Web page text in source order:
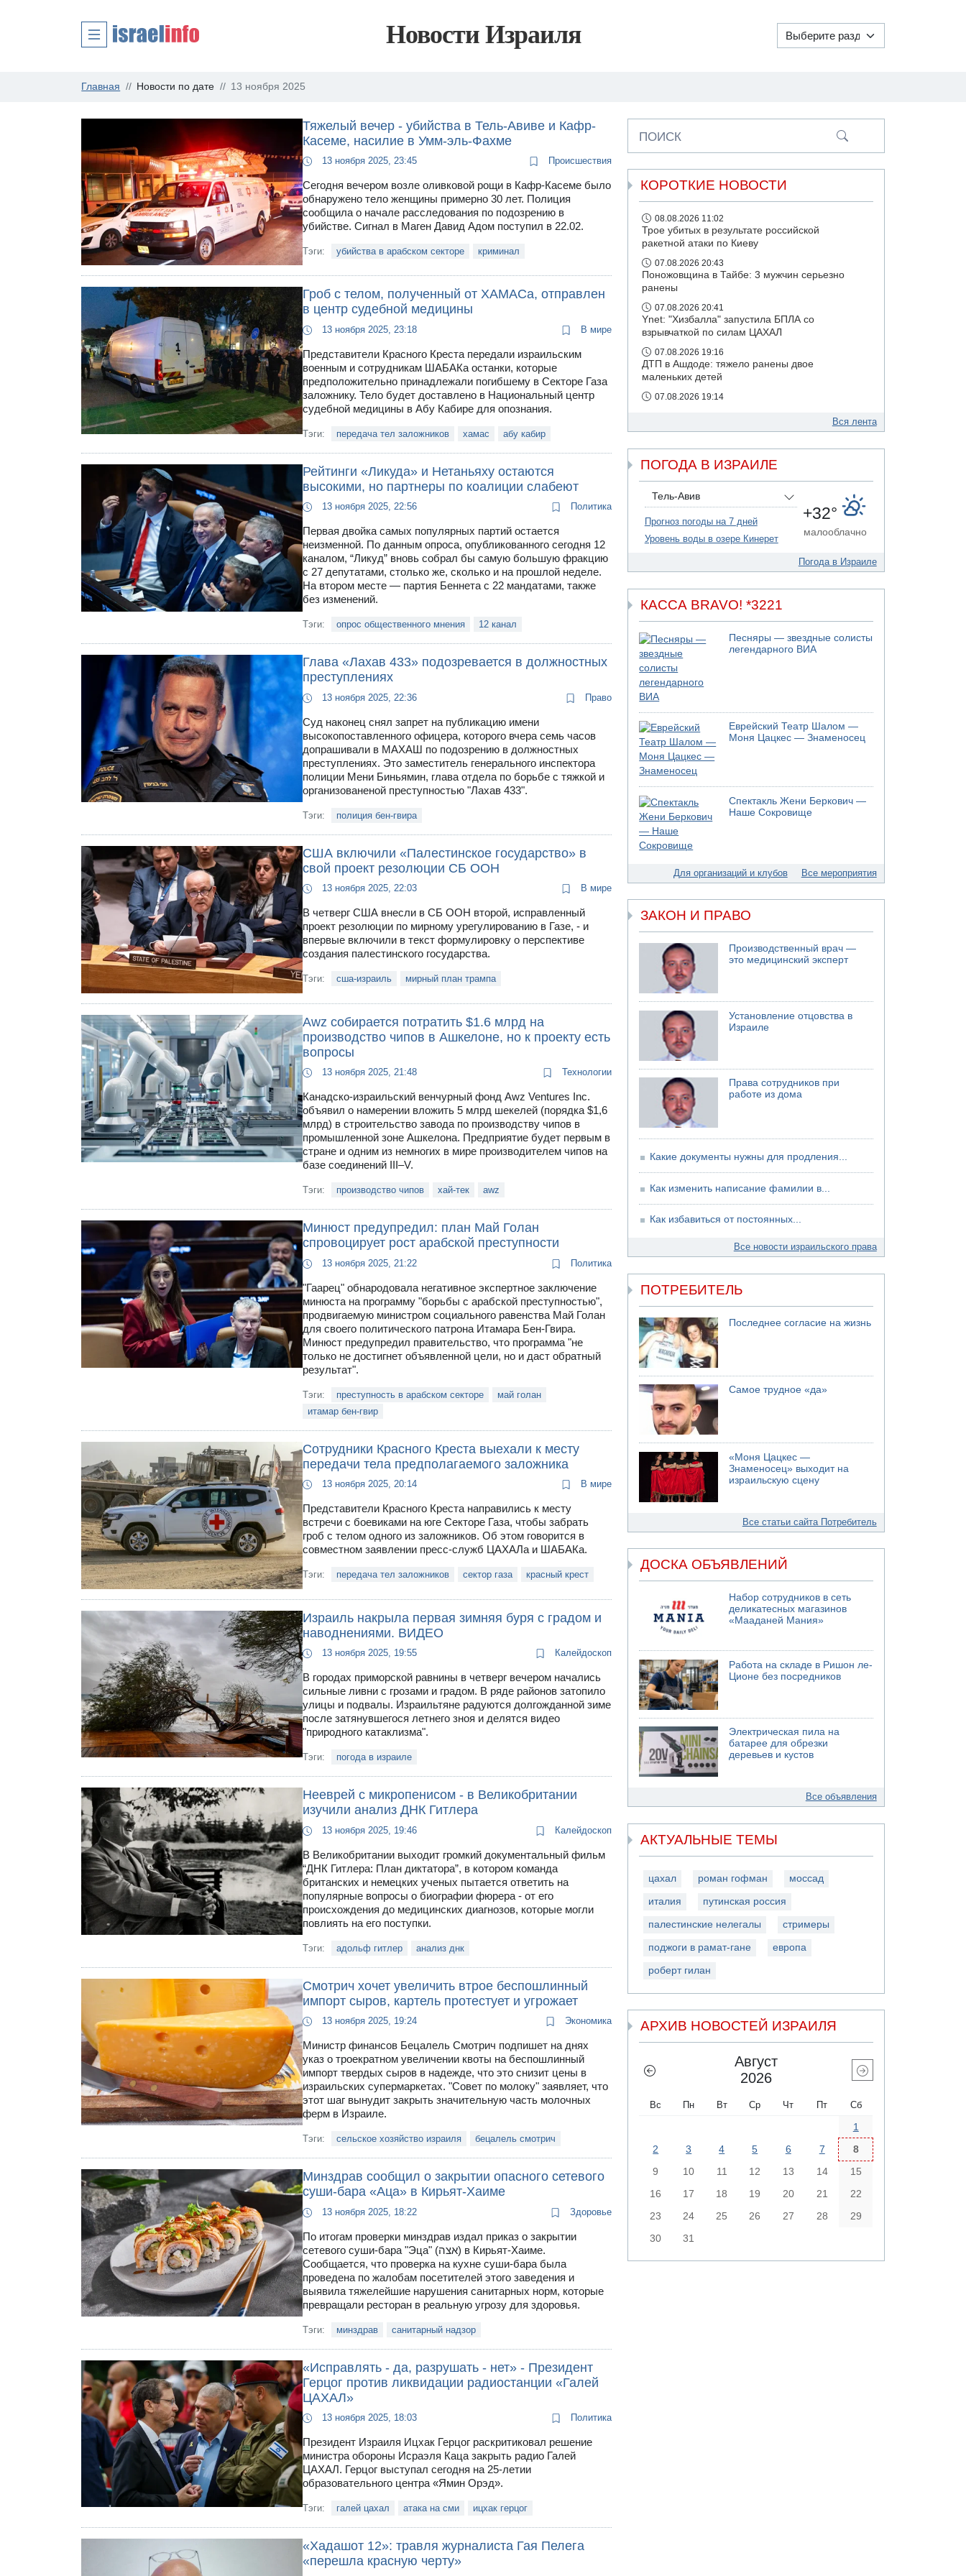
Новости Израиля
Главная Новости по дате 13 ноября 2025
Тяжелый вечер - убийства в Тель-Авиве и Кафр-
Касеме, насилие в Умм-эль-Фахме
13 ноября 2025, 23:45 Происшествия
Сегодня вечером возле оливковой рощи в Кафр-Касеме было
обнаружено тело женщины примерно 30 лет. Полиция
сообщила о начале расследования по подозрению в
убийстве. Сигнал в Маген Давид Адом поступил в 22.02.
Тэги: убийства в арабском секторе криминал
Гроб с телом, полученный от ХАМАСа, отправлен
в центр судебной медицины
13 ноября 2025, 23:18 В мире
Представители Красного Креста передали израильским
военным и сотрудникам ШАБАКа останки, которые
предположительно принадлежали погибшему в Секторе Газа
заложнику. Тело будет доставлено в Национальный центр
судебной медицины в Абу Кабире для опознания.
Тэги: передача тел заложников хамас абу кабир
Рейтинги «Ликуда» и Нетаньяху остаются
высокими, но партнеры по коалиции слабеют
13 ноября 2025, 22:56 Политика
Первая двойка самых популярных партий остается
неизменной. По данным опроса, опубликованного сегодня 12
каналом, “Ликуд” вновь собрал бы самую большую фракцию
с 27 депутатами, столько же, сколько и на прошлой неделе.
На втором месте — партия Беннета с 22 мандатами, также
без изменений.
Тэги: опрос общественного мнения 12 канал
Глава «Лахав 433» подозревается в должностных
преступлениях
13 ноября 2025, 22:36 Право
Суд наконец снял запрет на публикацию имени
высокопоставленного офицера, которого вчера семь часов
допрашивали в МАХАШ по подозрению в должностных
преступлениях. Это заместитель генерального инспектора
полиции Мени Биньямин, глава отдела по борьбе с тяжкой и
организованеной преступностью "Лахав 433".
Тэги: полиция бен-гвира
США включили «Палестинское государство» в
cвой проект резолюции СБ ООН
13 ноября 2025, 22:03 В мире
В четверг США внесли в СБ ООН второй, исправленный
проект резолюции по мирному урегулированию в Газе, - и
впервые включили в текст формулировку о перспективе
создания палестинского государства.
Тэги: сша-израиль мирный план трампа
Awz собирается потратить $1.6 млрд на
производство чипов в Ашкелоне, но к проекту есть
вопросы
13 ноября 2025, 21:48 Технологии
Канадско-израильский венчурный фонд Awz Ventures Inc.
объявил о намерении вложить 5 млрд шекелей (порядка $1,6
млрд) в строительство завода по производству чипов в
промышленной зоне Ашкелона. Предприятие будет первым в
стране и одним из немногих в мире производителем чипов на
базе соединений III–V.
Тэги: производство чипов хай-тек awz
Минюст предупредил: план Май Голан
спровоцирует рост арабской преступности
13 ноября 2025, 21:22 Политика
"Гаарец" обнародовала негативное экспертное заключение
минюста на программу "борьбы с арабской преступностью",
продвигаемую министром социального равенства Май Голан
для своего политического патрона Итамара Бен-Гвира.
Минюст предупредил правительство, что программа "не
только не достигнет объявленной цели, но и даст обратный
результат".
Тэги: преступность в арабском секторе
май голан
итамар бен-гвир
Сотрудники Красного Креста выехали к месту
передачи тела предполагаемого заложника
13 ноября 2025, 20:14 В мире
Представители Красного Креста направились к месту
встречи с боевиками на юге Секторе Газа, чтобы забрать
гроб с телом одного из заложников. Об этом говорится в
совместном заявлении пресс-служб ЦАХАЛа и ШАБАКа.
Тэги: передача тел заложников сектор газа красный крест
Израиль накрыла первая зимняя буря с градом и
наводнениями. ВИДЕО
13 ноября 2025, 19:55 Калейдоскоп
В городах приморской равнины в четверг вечером начались
сильные ливни с грозами и градом. В ряде районов затопило
улицы и подвалы. Израильтяне радуются долгожданной зиме
после затянувшегося летнего зноя и делятся видео
"природного катаклизма".
Тэги: погода в израиле
Нееврей с микропенисом - в Великобритании
изучили анализ ДНК Гитлера
13 ноября 2025, 19:46 Калейдоскоп
В Великобритании выходит громкий документальный фильм
“ДНК Гитлера: План диктатора”, в котором команда
британских и немецких ученых пытается ответить на
популярные вопросы о биографии фюрера - от его
происхождения до медицинских диагнозов, которые могли
повлиять на его поступки.
Тэги: адольф гитлер анализ днк
Смотрич хочет увеличить втрое беспошлинный
импорт сыров, картель протестует и угрожает
13 ноября 2025, 19:24 Экономика
Министр финансов Бецалель Смотрич подпишет на днях
указ о троекратном увеличении квоты на беспошлинный
импорт твердых сыров в надежде, что это снизит цены в
израильских супермаркетах. "Совет по молоку" заявляет, что
этот шаг вынудит закрыть значительную часть молочных
ферм в Израиле.
Тэги: сельское хозяйство израиля бецалель смотрич
Минздрав сообщил о закрытии опасного сетевого
суши-бара «Аца» в Кирьят-Хаиме
13 ноября 2025, 18:22 Здоровье
По итогам проверки минздрав издал приказ о закрытии
сетевого суши-бара "Эца" (אצה) в Кирьят-Хаиме.
Сообщается, что проверка на кухне суши-бара была
проведена по жалобам посетителей этого заведения и
выявила тяжелейшие нарушения санитарных норм, которые
превращали ресторан в реальную угрозу для здоровья.
Тэги: минздрав санитарный надзор
«Исправлять - да, разрушать - нет» - Президент
Герцог против ликвидации радиостанции «Галей
ЦАХАЛ»
13 ноября 2025, 18:03 Политика
Президент Израиля Ицхак Герцог раскритиковал решение
министра обороны Исраэля Каца закрыть радио Галей
ЦАХАЛ. Герцог выступал сегодня на 25-летии
образовательного центра «Ямин Орэд».
Тэги: галей цахал атака на сми ицхак герцог
«Хадашот 12»: травля журналиста Гая Пелега
«перешла красную черту»
ПОИСК
КОРОТКИЕ НОВОСТИ
08.08.2026 11:02
Трое убитых в результате российской
ракетной атаки по Киеву
07.08.2026 20:43
Поножовщина в Тайбе: 3 мужчин серьезно
ранены
07.08.2026 20:41
Ynet: "Хизбалла" запустила БПЛА со
взрывчаткой по силам ЦАХАЛ
07.08.2026 19:16
ДТП в Ашдоде: тяжело ранены двое
маленьких детей
07.08.2026 19:14
- Гильбоа Дахан
Вся лента
ПОГОДА В ИЗРАИЛЕ
Тель-Авив
Прогноз погоды на 7 дней
Уровень воды в озере Кинерет
+32°
малооблачно
Погода в Израиле
КАССА BRAVO! *3221
Песняры — звездные солисты
легендарного ВИА
Еврейский Театр Шалом —
Моня Цацкес — Знаменосец
Спектакль Жени Беркович —
Наше Сокровище
Для организаций и клубов Все мероприятия
ЗАКОН И ПРАВО
Производственный врач —
это медицинский эксперт
Установление отцовства в
Израиле
Права сотрудников при
работе из дома
Какие документы нужны для продления...
Как изменить написание фамилии в...
Как избавиться от постоянных...
Все новости израильского права
ПОТРЕБИТЕЛЬ
Последнее согласие на жизнь
Самое трудное «да»
«Моня Цацкес —
Знаменосец» выходит на
израильскую сцену
Все статьи сайта Потребитель
ДОСКА ОБЪЯВЛЕНИЙ
Набор сотрудников в сеть
деликатесных магазинов
«Мааданей Мания»
Работа на складе в Ришон ле-
Ционе без посредников
Электрическая пила на
батарее для обрезки
деревьев и кустов
Все объявления
АКТУАЛЬНЫЕ ТЕМЫ
цахал роман гофман моссад
италия путинская россия
палестинские нелегалы стримеры
поджоги в рамат-гане европа
роберт гилан
АРХИВ НОВОСТЕЙ ИЗРАИЛЯ
Август
2026
Вс Пн Вт Ср Чт Пт Сб
1
2
3 4 5 6 7
8
9
10 11 12 13 14
15
16
17 18 19 20 21
22
23
24 25 26 27 28
29
30
31